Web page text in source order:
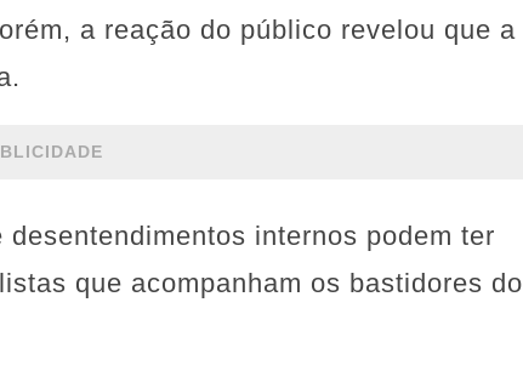
a reação do público revelou que a
internos podem ter
que acompanham os bastidores do